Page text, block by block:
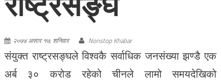
२०७४ असार १७, शनिवार Nonstop Khabar
संयुक्त राष्ट्रसङ्घले विश्वकै सर्वाधिक जनसंख्या झण्डै एक
अर्ब ३० करोड रहेको चीनले लामो समयदेखिको